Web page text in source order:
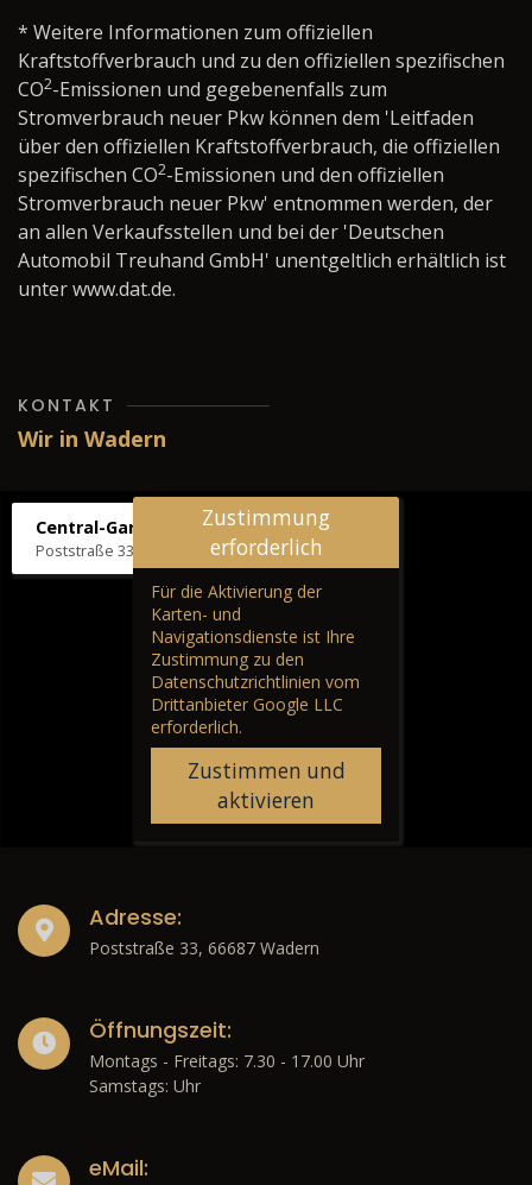
* Weitere Informationen zum offiziellen
Kraftstoffverbrauch und zu den offiziellen spezifischen
CO2-Emissionen und gegebenenfalls zum
Stromverbrauch neuer Pkw können dem 'Leitfaden
über den offiziellen Kraftstoffverbrauch, die offiziellen
spezifischen CO2-Emissionen und den offiziellen
Stromverbrauch neuer Pkw' entnommen werden, der
an allen Verkaufsstellen und bei der 'Deutschen
Automobil Treuhand GmbH' unentgeltlich erhältlich ist
unter www.dat.de.
KONTAKT
Wir in Wadern
Central-Garage H. Wilhelm
Poststraße 33, 66687 Wadern
Zustimmung
erforderlich
Für die Aktivierung der
Karten- und
Navigationsdienste ist Ihre
Zustimmung zu den
Datenschutzrichtlinien vom
Drittanbieter Google LLC
erforderlich.
Zustimmen und
aktivieren
Adresse:
Poststraße 33, 66687 Wadern
Öffnungszeit:
Montags - Freitags: 7.30 - 17.00 Uhr
Samstags: Uhr
eMail: